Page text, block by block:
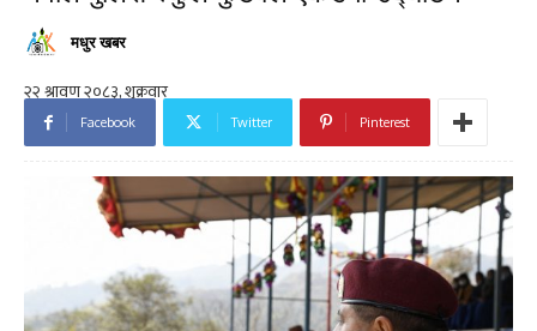
मधुर खबर
Facebook Twitter Pinterest